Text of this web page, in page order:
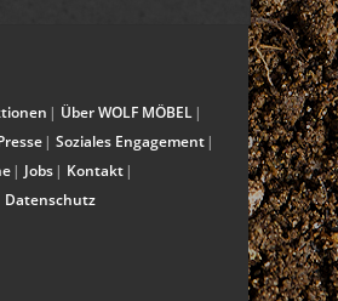
Über WOLF MÖBEL
Soziales Engagement
Jobs
Kontakt
Datenschutz